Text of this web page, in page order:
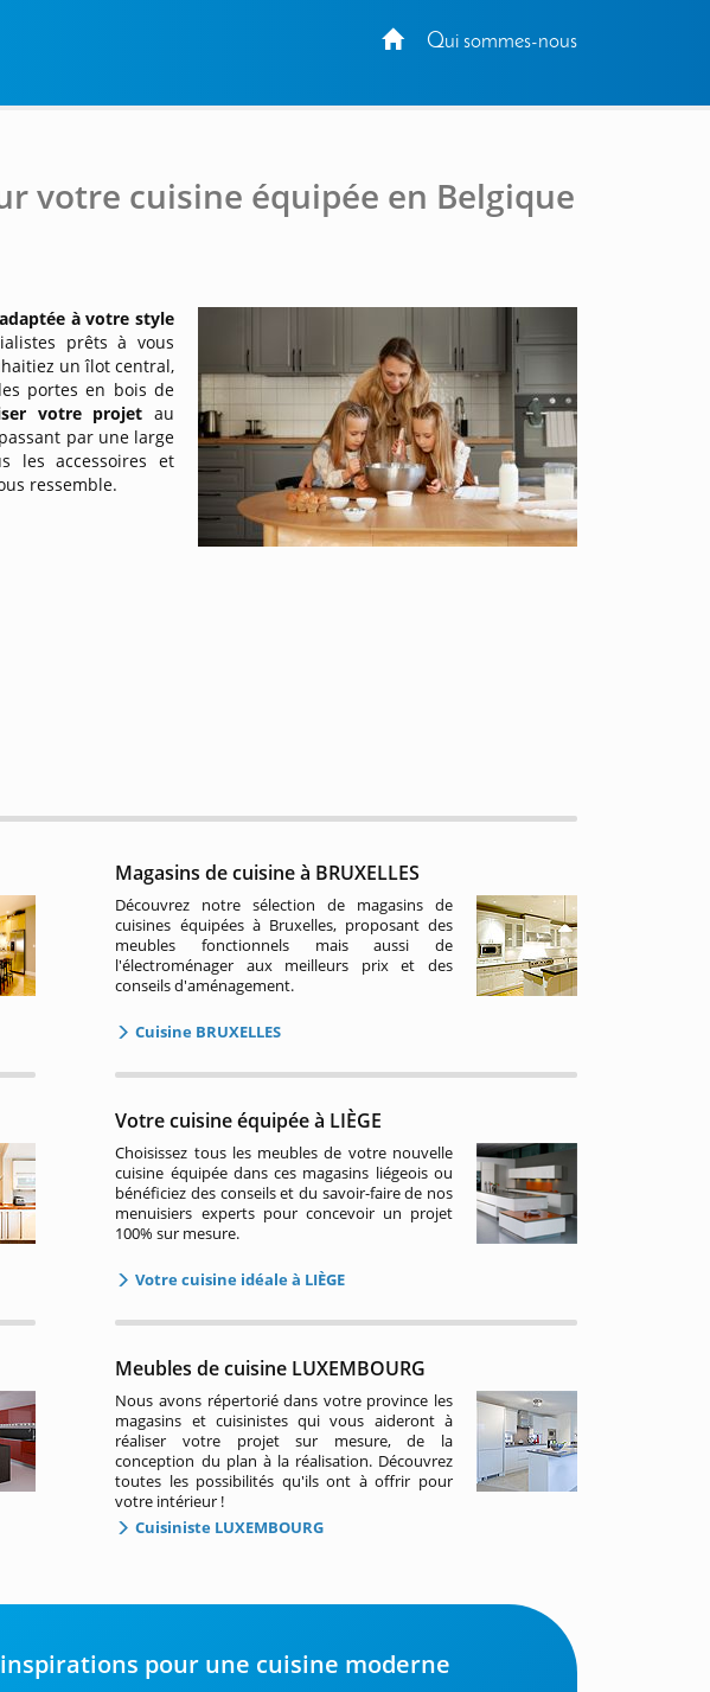
Qui sommes-nous
votre cuisine équipée en Belgique
à votre style
prêts à vous
un îlot central,
portes en bois de
votre projetau
par une large
les accessoires et
ressemble.
Magasins de cuisine à BRUXELLES
Découvrez notre sélection de magasins de
cuisines équipées à Bruxelles, proposant des
meubles fonctionnels mais aussi de
l'électroménager aux meilleurs prix et des
conseils d'aménagement.
Cuisine BRUXELLES
Votre cuisine équipée à LIÈGE
Choisissez tous les meubles de votre nouvelle
cuisine équipée dans ces magasins liégeois ou
bénéficiez des conseils et du savoir-faire de nos
menuisiers experts pour concevoir un projet
100% sur mesure.
Votre cuisine idéale à LIÈGE
Meubles de cuisine LUXEMBOURG
Nous avons répertorié dans votre province les
magasins et cuisinistes qui vous aideront à
réaliser votre projet sur mesure, de la
conception du plan à la réalisation. Découvrez
toutes les possibilités qu'ils ont à offrir pour
votre intérieur !
Cuisiniste LUXEMBOURG
inspirations pour une cuisine moderne